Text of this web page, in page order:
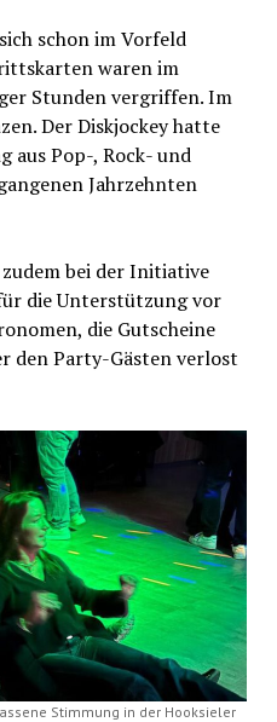
schon im Vorfeld
waren im
Stunden vergriffen. Im
Der Diskjockey hatte
aus Pop-, Rock- und
Jahrzehnten
bei der Initiative
die Unterstützung vor
die Gutscheine
den Party-Gästen verlost
Stimmung in der Hooksieler